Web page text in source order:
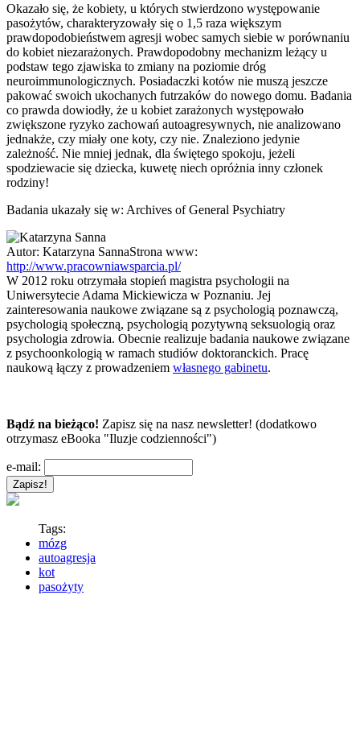
Okazało się, że kobiety, u których stwierdzono występowanie
pasożytów, charakteryzowały się o 1,5 raza większym
prawdopodobieństwem agresji wobec samych siebie w porównaniu
do kobiet niezarażonych. Prawdopodobny mechanizm leżący u
podstaw tego zjawiska to zmiany na poziomie dróg
neuroimmunologicznych. Posiadaczki kotów nie muszą jeszcze
pakować swoich ukochanych futrzaków do nowego domu. Badania
co prawda dowiodły, że u kobiet zarażonych występowało
zwiększone ryzyko zachowań autoagresywnych, nie analizowano
jednakże, czy miały one koty, czy nie. Znaleziono jedynie
zależność. Nie mniej jednak, dla świętego spokoju, jeżeli
spodziewacie się dziecka, kuwetę niech opróżnia inny członek
rodziny!
Badania ukazały się w: Archives of General Psychiatry
Autor: Katarzyna SannaStrona www:
http://www.pracowniawsparcia.pl/
W 2012 roku otrzymała stopień magistra psychologii na
Uniwersytecie Adama Mickiewicza w Poznaniu. Jej
zainteresowania naukowe związane są z psychologią poznawczą,
psychologią społeczną, psychologią pozytywną seksuologią oraz
psychologia zdrowia. Obecnie realizuje badania naukowe związane
z psychoonkologią w ramach studiów doktoranckich. Pracę
naukową łączy z prowadzeniem własnego gabinetu.
Bądź na bieżąco! Zapisz się na nasz newsletter! (dodatkowo
otrzymasz eBooka "Iluzje codzienności")
e-mail:
Tags:
mózg
autoagresja
kot
pasożyty